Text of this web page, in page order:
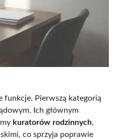
funkcje. Pierwszą kategorią
Ich głównym
kuratorów rodzinnych,
co sprzyja poprawie